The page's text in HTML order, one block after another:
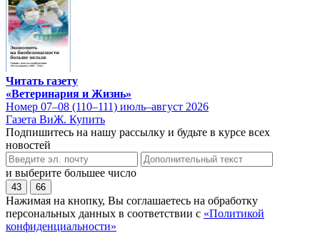
Читать газету
«Ветеринария и Жизнь»
Номер 07–08 (110–111) июль–август 2026
Газета ВиЖ. Купить
Подпишитесь на нашу рассылку и будьте в курсе всех
новостей
и выберите большее число
43 66
Нажимая на кнопку, Вы соглашаетесь на обработку
персональных данных в соответствии с «Политикой
конфиденциальности»